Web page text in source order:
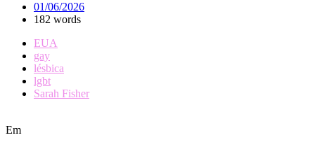
01/06/2026
182 words
EUA
gay
lésbica
lgbt
Sarah Fisher
Em